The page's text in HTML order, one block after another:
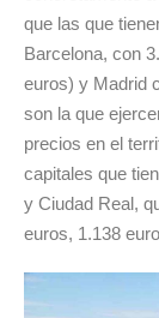
que las que
Barcelona, con
euros) y Madrid
son la que
precios en el
capitales que
y Ciudad Real,
euros, 1.138